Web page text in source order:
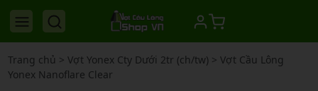
Trang chủ > Vợt Yonex Cty Dưới 2tr (ch/tw) > Vợt Cầu Lông
Yonex Nanoflare Clear